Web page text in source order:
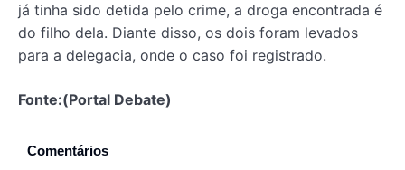
já tinha sido detida pelo crime, a droga encontrada é
do filho dela. Diante disso, os dois foram levados
para a delegacia, onde o caso foi registrado.
Fonte:(Portal Debate)
Comentários